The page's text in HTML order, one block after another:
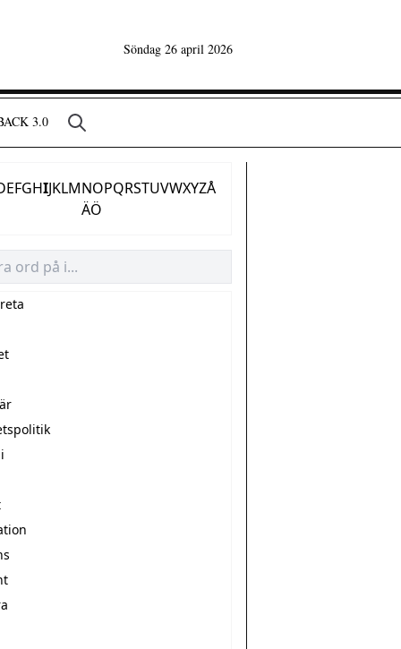
Söndag 26 april 2026
3.0
EFGHIJKLMNOPQRSTUVWXYZÅ
ÄÖ